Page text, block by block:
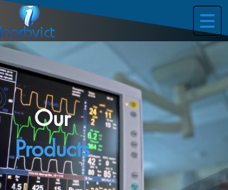
Our
Products